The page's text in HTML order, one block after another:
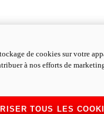
de cookies sur votre
à nos efforts de
TOUS LES